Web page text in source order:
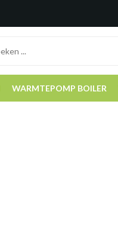
WARMTEPOMP BOILER